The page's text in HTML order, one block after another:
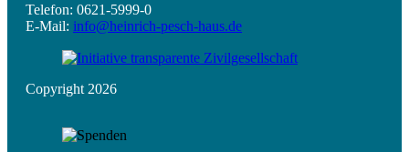
Telefon: 0621-5999-0
E-Mail: info@heinrich-pesch-haus.de
Copyright 2026